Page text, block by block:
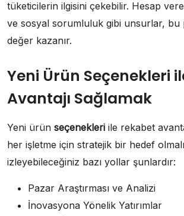
tüketicilerin ilgisini çekebilir. Hesap
ve sosyal sorumluluk gibi unsurlar, bu
değer kazanır.
Yeni Ürün Seçenekleri
Avantajı Sağlamak
Yeni ürün seçenekleri ile rekabet
her işletme için stratejik bir hedef
izleyebileceğiniz bazı yollar şunlardır:
Pazar Araştırması ve Analizi
İnovasyona Yönelik Yatırımlar